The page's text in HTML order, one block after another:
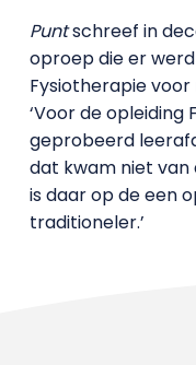
Puntschreef in
oproep die er
Fysiotherapie
‘Voor de opleiding
geprobeerd
dat kwam niet van
is daar op de een
traditioneler.’